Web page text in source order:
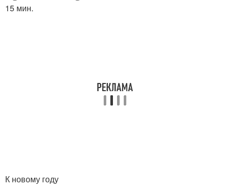
15 мин.
К новому году